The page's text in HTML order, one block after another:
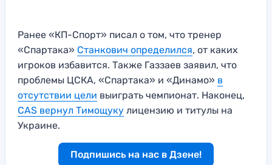
Ранее «КП-Спорт» писал о том, что тренер
«Спартака» Станкович определился, от каких
игроков избавится. Также Газзаев заявил, что
проблемы ЦСКА, «Спартака» и «Динамо» в
отсутствии цели выиграть чемпионат. Наконец,
CAS вернул Тимощуку лицензию и титулы на
Украине.
Подпишись на нас в Дзене!